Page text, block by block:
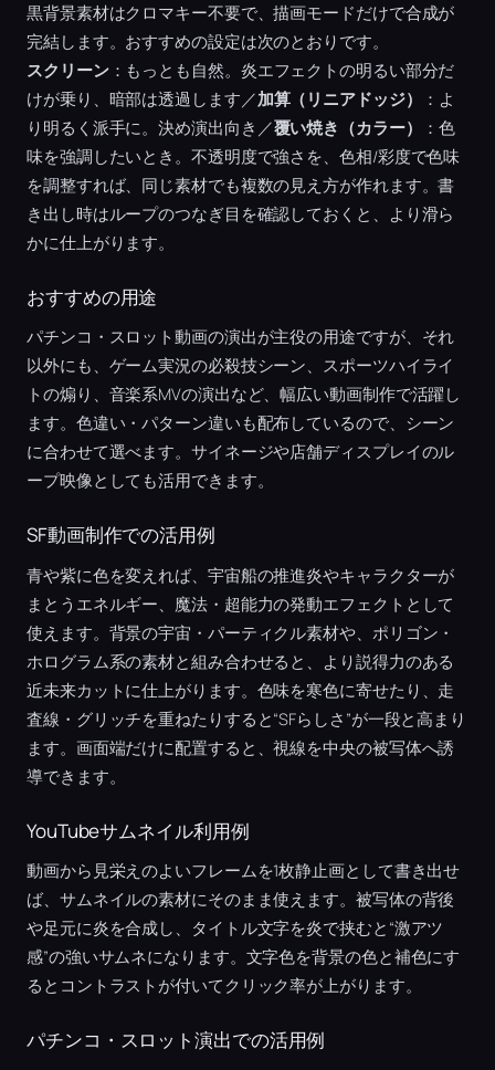
黒背景素材はクロマキー不要で、描画モードだけで合成が
完結します。おすすめの設定は次のとおりです。
スクリーン：もっとも自然。炎エフェクトの明るい部分だ
けが乗り、暗部は透過します／加算（リニアドッジ）
：よ
り明るく派手に。決め演出向き／覆い焼き（カラー）
：色
味を強調したいとき。不透明度で強さを、色相/彩度で色味
を調整すれば、同じ素材でも複数の見え方が作れます。書
き出し時はループのつなぎ目を確認しておくと、より滑ら
かに仕上がります。
おすすめの用途
パチンコ・スロット動画の演出が主役の用途ですが、それ
以外にも、ゲーム実況の必殺技シーン、スポーツハイライ
トの煽り、音楽系MVの演出など、幅広い動画制作で活躍し
ます。色違い・パターン違いも配布しているので、シーン
に合わせて選べます。サイネージや店舗ディスプレイのル
ープ映像としても活用できます。
SF動画制作での活用例
青や紫に色を変えれば、宇宙船の推進炎やキャラクターが
まとうエネルギー、魔法・超能力の発動エフェクトとして
使えます。背景の宇宙・パーティクル素材や、ポリゴン・
ホログラム系の素材と組み合わせると、より説得力のある
近未来カットに仕上がります。色味を寒色に寄せたり、走
査線・グリッチを重ねたりすると“SFらしさ”が一段と高まり
ます。画面端だけに配置すると、視線を中央の被写体へ誘
導できます。
YouTubeサムネイル利用例
動画から見栄えのよいフレームを1枚静止画として書き出せ
ば、サムネイルの素材にそのまま使えます。被写体の背後
や足元に炎を合成し、タイトル文字を炎で挟むと“激アツ
感”の強いサムネになります。文字色を背景の色と補色にす
るとコントラストが付いてクリック率が上がります。
パチンコ・スロット演出での活用例